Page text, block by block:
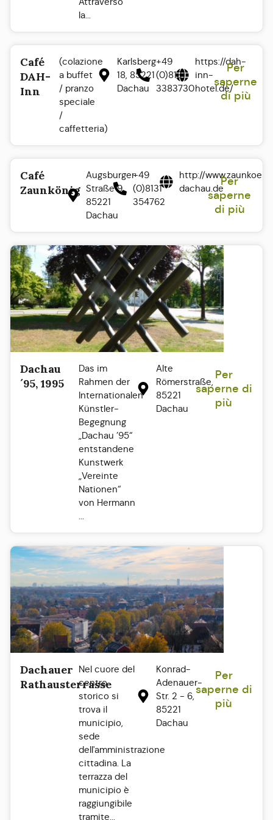
la...
Café
DAH-
Inn
(colazione
a buffet
/ pranzo
speciale
/
caffetteria)
Karlsberg
18, 85221
Dachau
+49
(0)8131
3383730
https://dah-
inn-
hotel.de/
Per
saperne
di più
Café
Zaunkönig
Augsburger
Straße 9.
85221
Dachau
+49
(0)8131
354762
http://
dachau.de
Per
saperne
di più
Dachau
´95, 1995
Das im
Rahmen der
Internationalen
Künstler-
Begegnung
„Dachau ’95“
entstandene
Kunstwerk
„Vereinte
Nationen“
von Hermann
...
Alte
Römerstraße,
85221
Dachau
Per
saperne di
più
Dachauer
Rathausterrasse
Nel cuore del
centro
storico si
trova il
municipio,
sede
dell'amministrazione
cittadina. La
terrazza del
municipio è
raggiungibile
tramite...
Konrad-
Adenauer-
Str. 2 - 6,
85221
Dachau
Per
saperne di
più